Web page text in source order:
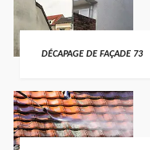
DÉCAPAGE DE FAÇADE 73